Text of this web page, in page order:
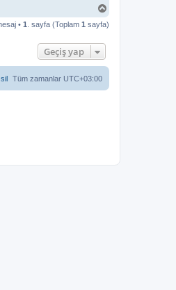
• 1 . sayfa (Toplam 1 sayfa)
Geçiş yap
Tüm zamanlar UTC+03:00